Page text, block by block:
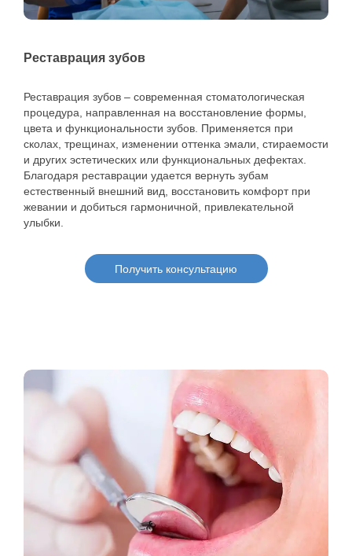
Реставрация зубов
Реставрация зубов – современная стоматологическая
процедура, направленная на восстановление формы,
цвета и функциональности зубов. Применяется при
сколах, трещинах, изменении оттенка эмали, стираемости
и других эстетических или функциональных дефектах.
Благодаря реставрации удается вернуть зубам
естественный внешний вид, восстановить комфорт при
жевании и добиться гармоничной, привлекательной
улыбки.
Получить консультацию